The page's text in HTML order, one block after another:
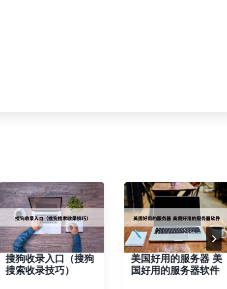
搜狗收录入口（搜狗
搜索收录技巧）
美国好用的服务器 美
国好用的服务器软件